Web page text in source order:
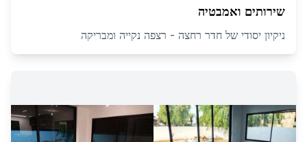
שירותים ואמבטיה
ניקיון יסודי של חדר רחצה - רצפה נקייה ומבריקה